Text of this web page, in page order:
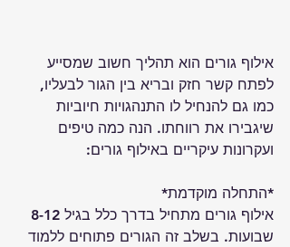
אילוף גורים הוא תהליך חשוב שמסייע
לפתח קשר חזק ובריא בין הגור לבעליו,
כמו גם להנחיל לו התנהגויות חיוביות
שיגבירו את רווחתו. הנה כמה טיפים
ועקרונות עיקריים באילוף גורים:
*התחלה מוקדמת*
שבועות. בשלב זה הגורים פתוחים ללמוד